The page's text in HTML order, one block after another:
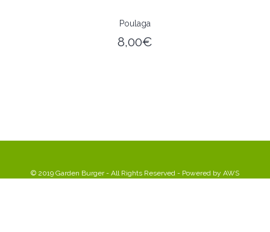
Poulaga
8,00€
© 2019 Garden Burger - All Rights Reserved - Powered by AWS